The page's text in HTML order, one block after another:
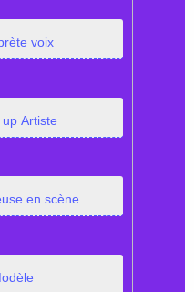
voix
Artiste
en scène